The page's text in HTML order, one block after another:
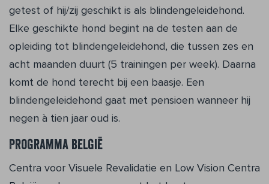
getest of hij/zij geschikt is als blin­dengeleidehond.
Elke geschikte hond be­gint na de testen aan de
opleiding tot blin­dengeleidehond, die tussen zes en
acht maanden duurt (5 trainingen per week). Daarna
komt de hond terecht bij een baas­je. Een
blindengeleidehond gaat met pen­sioen wanneer hij
negen à tien jaar oud is.
Programma België
Centra voor Visuele Revalidatie en Low Vi­sion Centra